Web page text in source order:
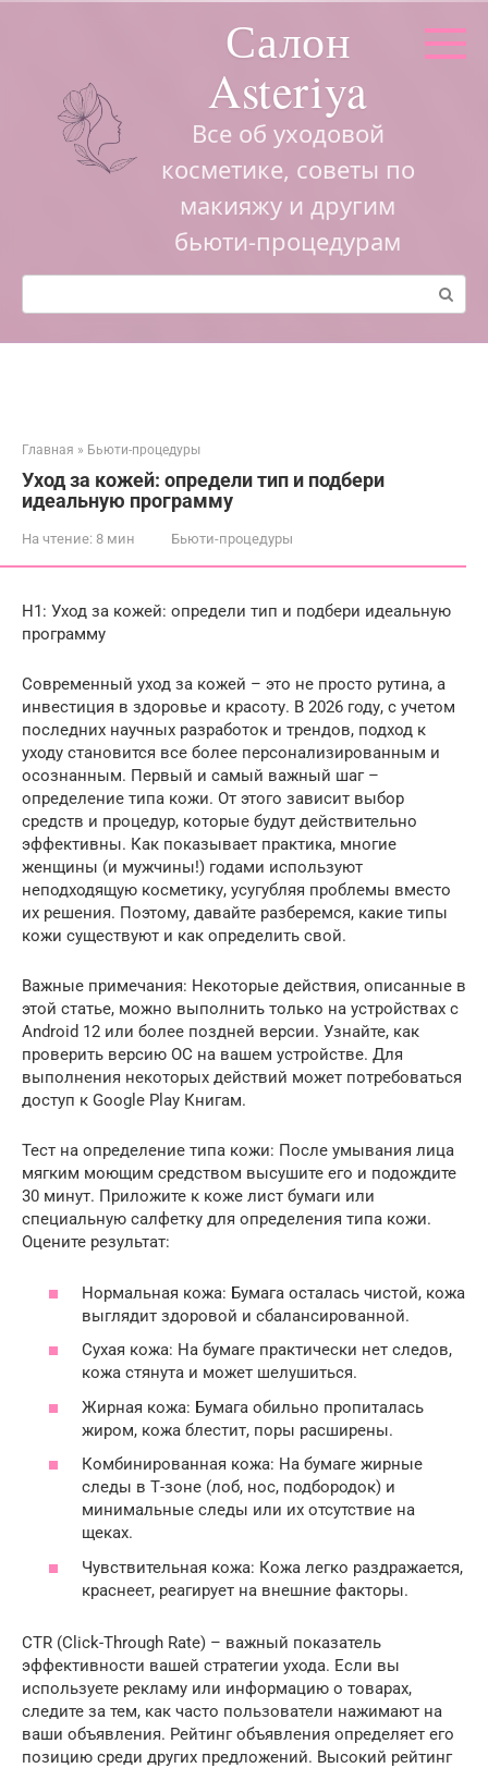
Салон
Asteriya
Все об уходовой
косметике, советы по
макияжу и другим
бьюти-процедурам
Поиск:
Главная » Бьюти-процедуры
Уход за кожей: определи тип и подбери
идеальную программу
На чтение: 8 мин Бьюти-процедуры
H1: Уход за кожей: определи тип и подбери идеальную
программу
Современный уход за кожей – это не просто рутина, а
инвестиция в здоровье и красоту. В 2026 году, с учетом
последних научных разработок и трендов, подход к
уходу становится все более персонализированным и
осознанным. Первый и самый важный шаг –
определение типа кожи. От этого зависит выбор
средств и процедур, которые будут действительно
эффективны. Как показывает практика, многие
женщины (и мужчины!) годами используют
неподходящую косметику, усугубляя проблемы вместо
их решения. Поэтому, давайте разберемся, какие типы
кожи существуют и как определить свой.
Важные примечания: Некоторые действия, описанные в
этой статье, можно выполнить только на устройствах с
Android 12 или более поздней версии. Узнайте, как
проверить версию ОС на вашем устройстве. Для
выполнения некоторых действий может потребоваться
доступ к Google Play Книгам.
Тест на определение типа кожи: После умывания лица
мягким моющим средством высушите его и подождите
30 минут. Приложите к коже лист бумаги или
специальную салфетку для определения типа кожи.
Оцените результат:
Нормальная кожа: Бумага осталась чистой, кожа
выглядит здоровой и сбалансированной.
Сухая кожа: На бумаге практически нет следов,
кожа стянута и может шелушиться.
Жирная кожа: Бумага обильно пропиталась
жиром, кожа блестит, поры расширены.
Комбинированная кожа: На бумаге жирные
следы в Т-зоне (лоб, нос, подбородок) и
минимальные следы или их отсутствие на
щеках.
Чувствительная кожа: Кожа легко раздражается,
краснеет, реагирует на внешние факторы.
CTR (Click-Through Rate) – важный показатель
эффективности вашей стратегии ухода. Если вы
используете рекламу или информацию о товарах,
следите за тем, как часто пользователи нажимают на
ваши объявления. Рейтинг объявления определяет его
позицию среди других предложений. Высокий рейтинг